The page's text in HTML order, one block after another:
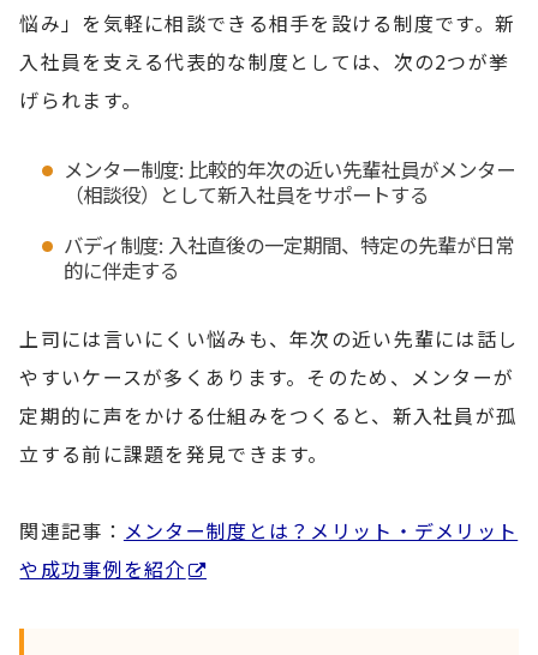
悩み」を気軽に相談できる相手を設ける制度です。新
入社員を支える代表的な制度としては、次の2つが挙
げられます。
メンター制度: 比較的年次の近い先輩社員がメンター
（相談役）として新入社員をサポートする
バディ制度: 入社直後の一定期間、特定の先輩が日常
的に伴走する
上司には言いにくい悩みも、年次の近い先輩には話し
やすいケースが多くあります。そのため、メンターが
定期的に声をかける仕組みをつくると、新入社員が孤
立する前に課題を発見できます。
関連記事： メンター制度とは？メリット・デメリット
や成功事例を紹介